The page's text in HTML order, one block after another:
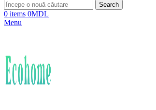
Search
0 items 0MDL
Menu